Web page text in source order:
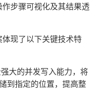
步骤可视化及其结果透
现了以下关键技术特
大的并发写入能力，将
到指定的位置，提高整